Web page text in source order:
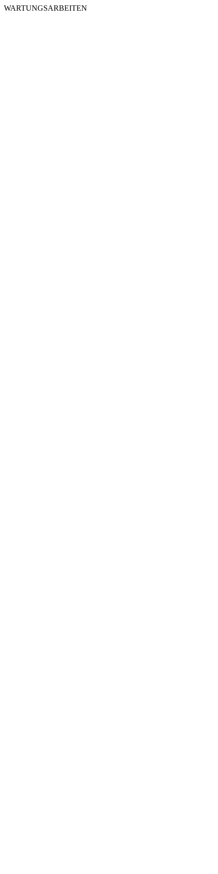
WARTUNGSARBEITEN